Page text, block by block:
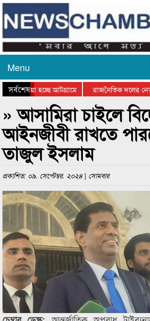
Menu
সর্বশেষ
যাওয়া হচ্ছে আটগ্রামে
রাজনৈতিক দলের
পুরস্কার বিতরণ সম্পন্ন
সিলেটে বাংলাদেশ
» আসামিরা চাইলে
আইনজীবী রাখতে
তাজুল ইসলাম
প্রকাশিত: ০৯. সেপ্টেম্বর. ২০২৪ | সোমবার